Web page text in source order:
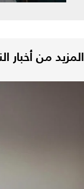
المزيد من أخبار